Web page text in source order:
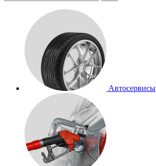
Автосервисы